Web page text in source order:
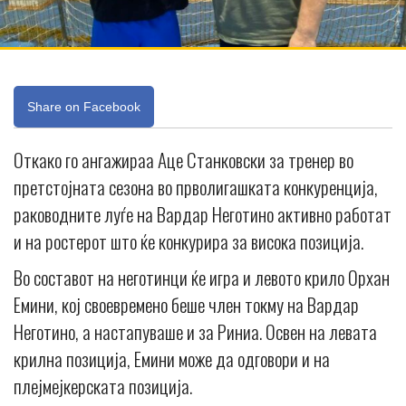
Share on Facebook
Откако го ангажираа Аце Станковски за тренер во
претстојната сезона во прволигашката конкуренција,
раководните луѓе на Вардар Неготино активно работат
и на ростерот што ќе конкурира за висока позиција.
Во составот на неготинци ќе игра и левото крило Орхан
Емини, кој своевремено беше член токму на Вардар
Неготино, а настапуваше и за Риниа. Освен на левата
крилна позиција, Емини може да одговори и на
плејмејкерската позиција.